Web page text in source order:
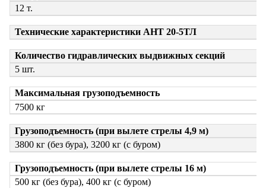
12 т.
Технические характеристики АНТ 20-5ТЛ
Количество гидравлических выдвижных секций
5 шт.
Максимальная грузоподъемность
7500 кг
Грузоподъемность (при вылете стрелы 4,9 м)
3800 кг (без бура), 3200 кг (с буром)
Грузоподъемность (при вылете стрелы 16 м)
500 кг (без бура), 400 кг (с буром)